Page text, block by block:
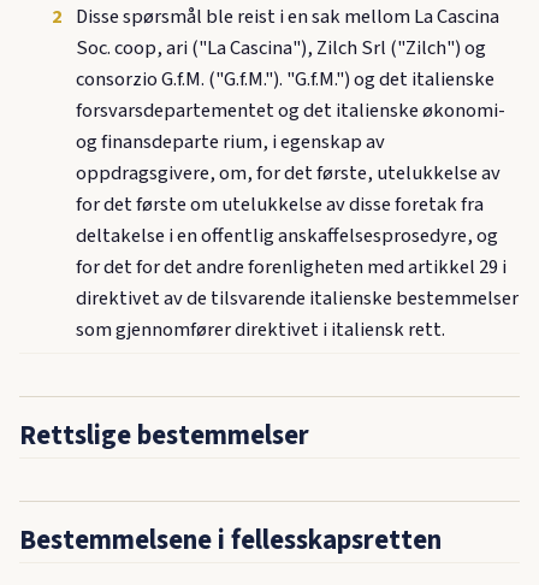
2 Disse spørsmål ble reist i en sak mellom La Cascina
Soc. coop, ari ("La Cascina"), Zilch Srl ("Zilch") og
consorzio G.f.M. ("G.f.M."). "G.f.M.") og det italienske
forsvarsdepartementet og det italienske økonomi-
og finansdeparte rium, i egenskap av
oppdragsgivere, om, for det første, utelukkelse av
for det første om utelukkelse av disse foretak fra
deltakelse i en offentlig anskaffelsesprosedyre, og
for det for det andre forenligheten med artikkel 29 i
direktivet av de tilsvarende italienske bestemmelser
som gjennomfører direktivet i italiensk rett.
Rettslige bestemmelser
Bestemmelsene i fellesskapsretten